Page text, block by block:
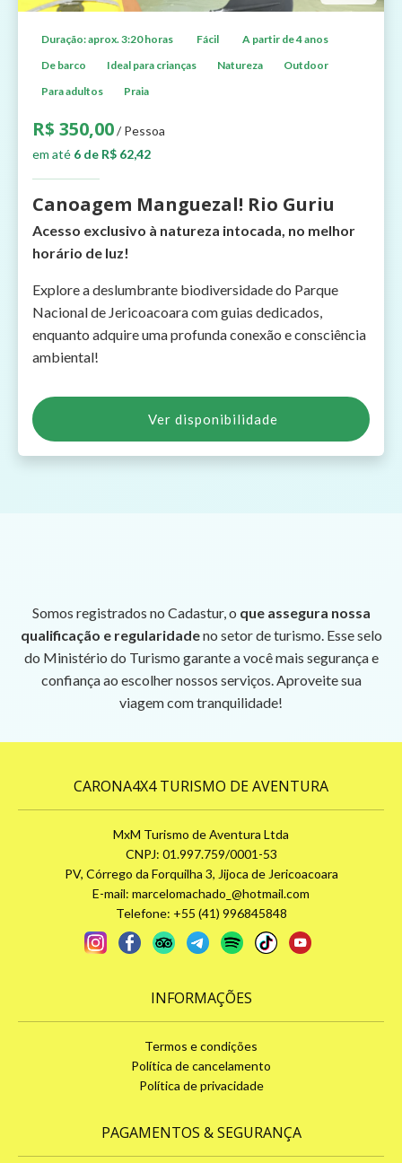
Duração: aprox. 3:20 horas Fácil
A partir de 4 anos
De barco
Ideal para crianças Natureza
Outdoor
Para adultos
Praia
R$ 350,00/ Pessoa
em até 6 de R$ 62,42
Canoagem Manguezal! Rio Guriu
Acesso exclusivo à natureza intocada, no melhor
horário de luz!
Explore a deslumbrante biodiversidade do Parque
Nacional de Jericoacoara com guias dedicados,
enquanto adquire uma profunda conexão e consciência
ambiental!
Ver disponibilidade
Somos registrados no Cadastur, o que assegura nossa
qualificação e regularidadeno setor de turismo. Esse selo
do Ministério do Turismo garante a você mais segurança e
confiança ao escolher nossos serviços. Aproveite sua
viagem com tranquilidade!
CARONA4X4 TURISMO DE AVENTURA
MxM Turismo de Aventura Ltda
CNPJ: 01.997.759/0001-53
PV, Córrego da Forquilha 3, Jijoca de Jericoacoara
E-mail: marcelomachado_@hotmail.com
Telefone: +55 (41) 996845848
INFORMAÇÕES
Termos e condições
Política de cancelamento
Política de privacidade
PAGAMENTOS & SEGURANÇA